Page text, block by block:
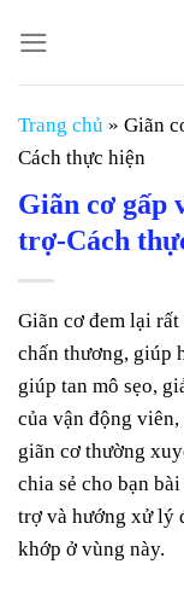
đến
nội
dung
Trang chủ » Giãn
Cách thực hiện
Giãn cơ gấp
trợ-Cách
Giãn cơ đem lại
chấn thương, giúp
giúp tan mô sẹo,
của vận động
giãn cơ thường
chia sẻ cho bạn
trợ và hướng xử lý
khớp ở vùng này.